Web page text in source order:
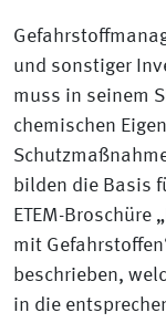
und sonstiger
muss in seinem
chemischen
bilden die Basis
ETEM-
mit
beschrieben,
in die